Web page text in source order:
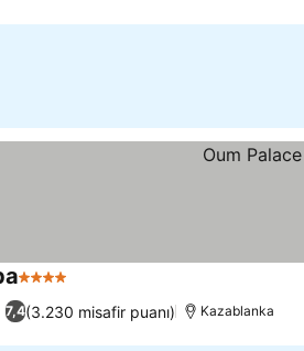
4 Yıldız
7,4(3.230 misafir puanı) Kazablanka